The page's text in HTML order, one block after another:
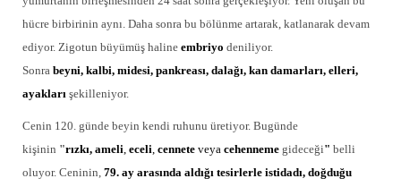
hücre birbirinin aynı. Daha sonra bu bölünme artarak, katlanarak devam
ediyor. Zigotun büyümüş haline embriyo deniliyor.
Sonra beyni, kalbi, midesi, pankreası, dalağı, kan damarları, elleri,
ayakları şekilleniyor.
Cenin 120. günde beyin kendi ruhunu üretiyor. Bugünde
kişinin "rızkı, ameli, eceli, cennete veya cehenneme gideceği" belli
oluyor. Ceninin, 79. ay arasında aldığı tesirlerle istidadı, doğduğu